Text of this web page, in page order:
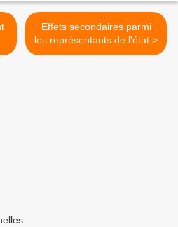
Effets secondaires parmi
les représentants de l'état >